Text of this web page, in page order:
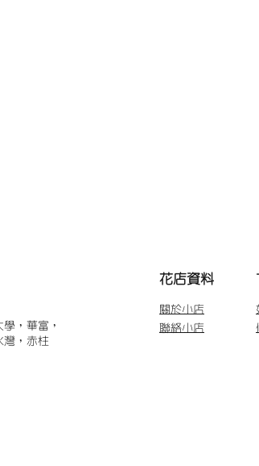
，華富，
灣，赤柱
​花店資料
關於小店
聯絡小店